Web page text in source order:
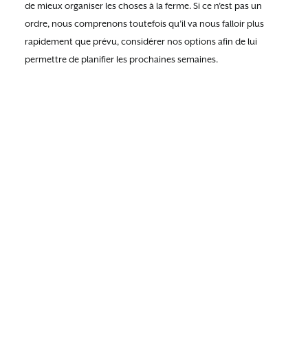
de mieux organiser les choses à la ferme. Si ce n’est pas un
ordre, nous comprenons toutefois qu’il va nous falloir plus
rapidement que prévu, considérer nos options afin de lui
permettre de planifier les prochaines semaines.